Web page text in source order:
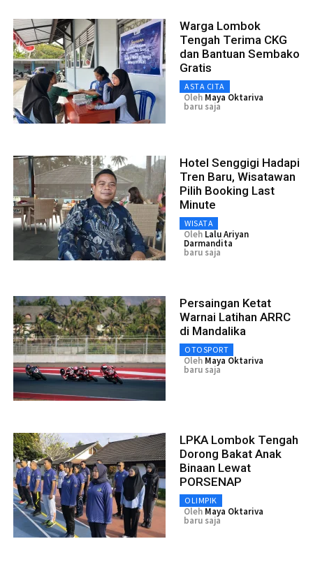
Warga Lombok
Tengah Terima CKG
dan Bantuan Sembako
Gratis
ASTA CITA
Oleh Maya Oktariva
baru saja
Hotel Senggigi Hadapi
Tren Baru, Wisatawan
Pilih Booking Last
Minute
WISATA
Oleh Lalu Ariyan
Darmandita
baru saja
Persaingan Ketat
Warnai Latihan ARRC
di Mandalika
OTOSPORT
Oleh Maya Oktariva
baru saja
LPKA Lombok Tengah
Dorong Bakat Anak
Binaan Lewat
PORSENAP
OLIMPIK
Oleh Maya Oktariva
baru saja